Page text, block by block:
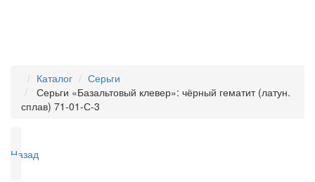
Каталог
Серьги
Серьги «Базальтовый клевер»: чёрный гематит (латун.
сплав) 71-01-С-3
Назад